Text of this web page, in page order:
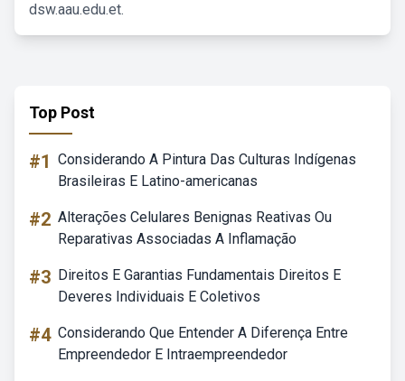
dsw.aau.edu.et.
Top Post
#1 Considerando A Pintura Das Culturas Indígenas
Brasileiras E Latino-americanas
#2 Alterações Celulares Benignas Reativas Ou
Reparativas Associadas A Inflamação
#3 Direitos E Garantias Fundamentais Direitos E
Deveres Individuais E Coletivos
#4 Considerando Que Entender A Diferença Entre
Empreendedor E Intraempreendedor